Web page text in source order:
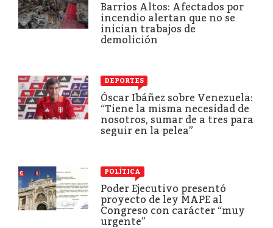
Barrios Altos: Afectados por
incendio alertan que no se
inician trabajos de
demolición
DEPORTES
Óscar Ibáñez sobre Venezuela:
“Tiene la misma necesidad de
nosotros, sumar de a tres para
seguir en la pelea”
POLÍTICA
Poder Ejecutivo presentó
proyecto de ley MAPE al
Congreso con carácter “muy
urgente”